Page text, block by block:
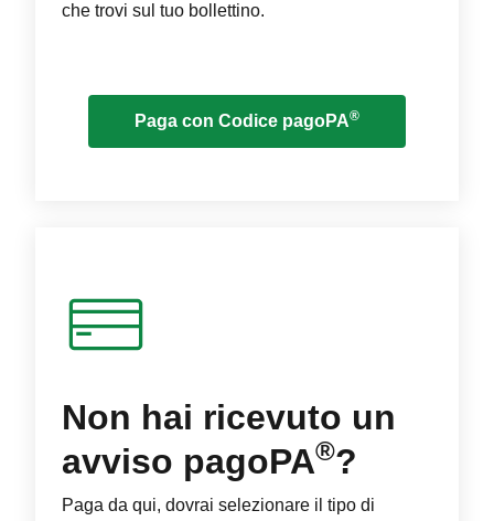
che trovi sul tuo bollettino.
Paga con Codice pagoPA®
Non hai ricevuto un
avviso pagoPA®?
Paga da qui, dovrai selezionare il tipo di